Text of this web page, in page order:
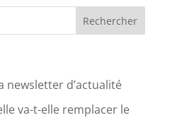
newsletter d’actualité
va-t-elle remplacer le